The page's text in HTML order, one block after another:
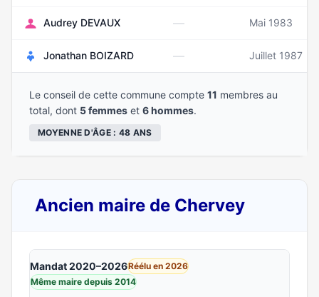
Audrey DEVAUX — Mai 1983
Jonathan BOIZARD — Juillet 1987
Le conseil de cette commune compte 11 membres au
total, dont 5 femmes et 6 hommes.
MOYENNE D'ÂGE : 48 ANS
Ancien maire de Chervey
Mandat 2020–2026Réélu en 2026
Même maire depuis 2014